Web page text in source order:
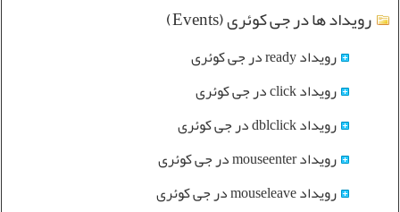
رویداد ها در جی کوئری (Events)
رویداد ready در جی کوئری
رویداد click در جی کوئری
رویداد dblclick در جی کوئری
رویداد mouseenter در جی کوئری
رویداد mouseleave در جی کوئری